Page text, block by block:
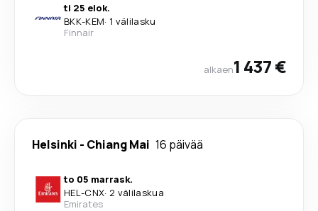
ti 25 elok.
BKK-KEM· 1 välilasku
Finnair
alkaen1 437 €
Helsinki - Chiang Mai 16 päivää
to 05 marrask.
HEL-CNX· 2 välilaskua
Emirates